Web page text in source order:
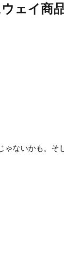
ェイ商
ないかも。そ